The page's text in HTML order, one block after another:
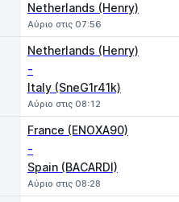
Netherlands (Henry)
Αύριο στις 07:56
Netherlands (Henry)
-
Italy (SneG1r41k)
Αύριο στις 08:12
France (ENOXA90)
-
Spain (BACARDI)
Αύριο στις 08:28